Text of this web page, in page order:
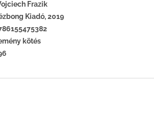
Frazik
Kiadó, 2019
kötés